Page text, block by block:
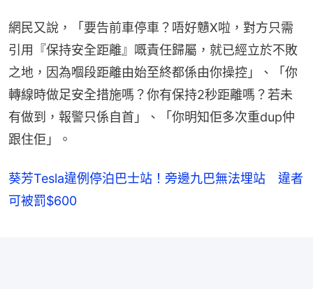
網民又說，「要告前車停車？唔好戇X啦，對方只需
引用『保持安全距離』嘅責任歸屬，就已經立於不敗
之地，因為嗰段距離由始至終都係由你操控」、「你
轉線時做足安全措施嗎？你有保持2秒距離嗎？若未
有做到，報警只係自首」、「你明知佢多次重dup仲
跟住佢」。
葵芳Tesla違例停泊巴士站！旁邊九巴無法埋站 違者
可被罰$600